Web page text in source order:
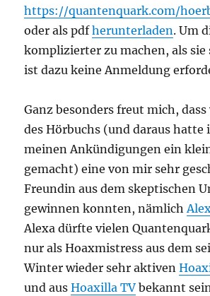
https://quantenquark.com/
oder als pdfherunterladen. Um
komplizierter zu machen, als sie
ist dazu keine Anmeldung
Ganz besonders freut mich,
des Hörbuchs (und daraus hatte
meinen Ankündigungen ein
gemacht) eine von mir sehr
Freundin aus dem skeptischen
gewinnen konnten, nämlich
Alexa dürfte vielen
nur als Hoaxmistress aus dem
Winter wieder sehr aktiven
und ausHoaxilla TV bekannt